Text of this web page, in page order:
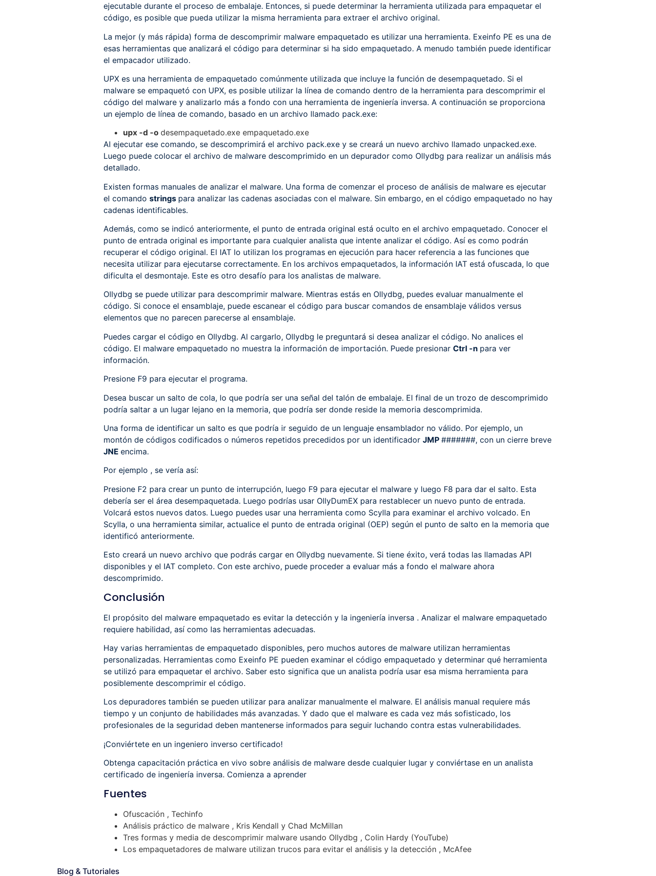
ejecutable durante el proceso de embalaje. Entonces, si puede determinar la herramienta utilizada para empaquetar el
código, es posible que pueda utilizar la misma herramienta para extraer el archivo original.
La mejor (y más rápida) forma de descomprimir malware empaquetado es utilizar una herramienta. Exeinfo PE es una de
esas herramientas que analizará el código para determinar si ha sido empaquetado. A menudo también puede identificar
el empacador utilizado.
UPX es una herramienta de empaquetado comúnmente utilizada que incluye la función de desempaquetado. Si el
malware se empaquetó con UPX, es posible utilizar la línea de comando dentro de la herramienta para descomprimir el
código del malware y analizarlo más a fondo con una herramienta de ingeniería inversa. A continuación se proporciona
un ejemplo de línea de comando, basado en un archivo llamado pack.exe:
upx -d -o desempaquetado.exe empaquetado.exe
Al ejecutar ese comando, se descomprimirá el archivo pack.exe y se creará un nuevo archivo llamado unpacked.exe.
Luego puede colocar el archivo de malware descomprimido en un depurador como Ollydbg para realizar un análisis más
detallado.
Existen formas manuales de analizar el malware. Una forma de comenzar el proceso de análisis de malware es ejecutar
el comando strings para analizar las cadenas asociadas con el malware. Sin embargo, en el código empaquetado no hay
cadenas identificables.
Además, como se indicó anteriormente, el punto de entrada original está oculto en el archivo empaquetado. Conocer el
punto de entrada original es importante para cualquier analista que intente analizar el código. Así es como podrán
recuperar el código original. El IAT lo utilizan los programas en ejecución para hacer referencia a las funciones que
necesita utilizar para ejecutarse correctamente. En los archivos empaquetados, la información IAT está ofuscada, lo que
dificulta el desmontaje. Este es otro desafío para los analistas de malware.
Ollydbg se puede utilizar para descomprimir malware. Mientras estás en Ollydbg, puedes evaluar manualmente el
código. Si conoce el ensamblaje, puede escanear el código para buscar comandos de ensamblaje válidos versus
elementos que no parecen parecerse al ensamblaje.
Puedes cargar el código en Ollydbg. Al cargarlo, Ollydbg le preguntará si desea analizar el código. No analices el
código. El malware empaquetado no muestra la información de importación. Puede presionar Ctrl -n para ver
información.
Presione F9 para ejecutar el programa.
Desea buscar un salto de cola, lo que podría ser una señal del talón de embalaje. El final de un trozo de descomprimido
podría saltar a un lugar lejano en la memoria, que podría ser donde reside la memoria descomprimida.
Una forma de identificar un salto es que podría ir seguido de un lenguaje ensamblador no válido. Por ejemplo, un
montón de códigos codificados o números repetidos precedidos por un identificador JMP #######, con un cierre breve
JNE encima.
Por ejemplo , se vería así:
Presione F2 para crear un punto de interrupción, luego F9 para ejecutar el malware y luego F8 para dar el salto. Esta
debería ser el área desempaquetada. Luego podrías usar OllyDumEX para restablecer un nuevo punto de entrada.
Volcará estos nuevos datos. Luego puedes usar una herramienta como Scylla para examinar el archivo volcado. En
Scylla, o una herramienta similar, actualice el punto de entrada original (OEP) según el punto de salto en la memoria que
identificó anteriormente.
Esto creará un nuevo archivo que podrás cargar en Ollydbg nuevamente. Si tiene éxito, verá todas las llamadas API
disponibles y el IAT completo. Con este archivo, puede proceder a evaluar más a fondo el malware ahora
descomprimido.
Conclusión
El propósito del malware empaquetado es evitar la detección y la ingeniería inversa . Analizar el malware empaquetado
requiere habilidad, así como las herramientas adecuadas.
Hay varias herramientas de empaquetado disponibles, pero muchos autores de malware utilizan herramientas
personalizadas. Herramientas como Exeinfo PE pueden examinar el código empaquetado y determinar qué herramienta
se utilizó para empaquetar el archivo. Saber esto significa que un analista podría usar esa misma herramienta para
posiblemente descomprimir el código.
Los depuradores también se pueden utilizar para analizar manualmente el malware. El análisis manual requiere más
tiempo y un conjunto de habilidades más avanzadas. Y dado que el malware es cada vez más sofisticado, los
profesionales de la seguridad deben mantenerse informados para seguir luchando contra estas vulnerabilidades.
¡Conviértete en un ingeniero inverso certificado!
Obtenga capacitación práctica en vivo sobre análisis de malware desde cualquier lugar y conviértase en un analista
certificado de ingeniería inversa. Comienza a aprender
Fuentes
Ofuscación , Techinfo
Análisis práctico de malware , Kris Kendall y Chad McMillan
Tres formas y media de descomprimir malware usando Ollydbg , Colin Hardy (YouTube)
Los empaquetadores de malware utilizan trucos para evitar el análisis y la detección , McAfee
Blog & Tutoriales